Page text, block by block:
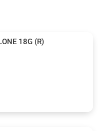
18G (R)